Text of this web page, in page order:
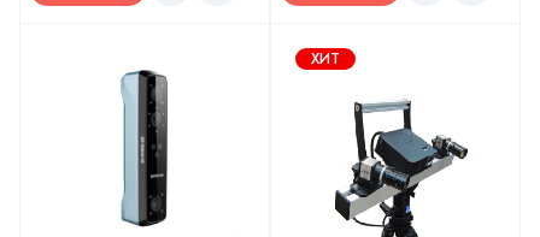
ХИТ